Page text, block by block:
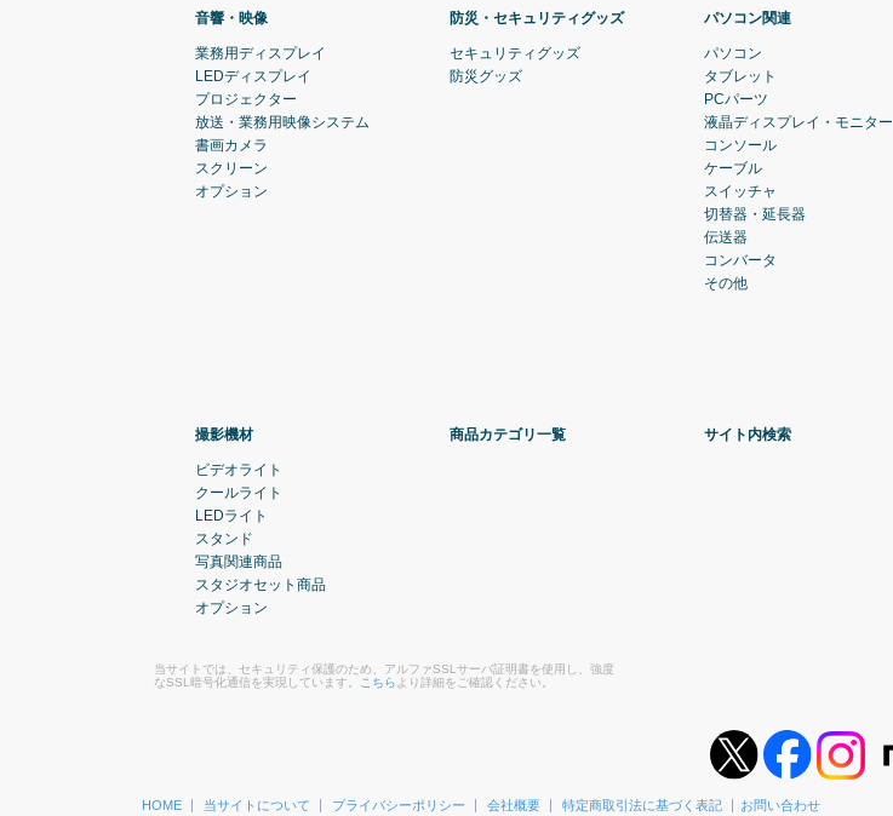
音響・映像
業務用ディスプレイ
LEDディスプレイ
プロジェクター
放送・業務用映像システム
書画カメラ
スクリーン
オプション
防災・セキュリティグッズ
セキュリティグッズ
防災グッズ
パソコン関連
パソコン
タブレット
PCパーツ
液晶ディスプレイ・モニター
コンソール
ケーブル
スイッチャ
切替器・延長器
伝送器
コンバータ
その他
撮影機材
ビデオライト
クールライト
LEDライト
スタンド
写真関連商品
スタジオセット商品
オプション
商品カテゴリ一覧 サイト内検索
当サイトでは、セキュリティ保護のため、アルファSSLサーバ証明書を使用し、強度
なSSL暗号化通信を実現しています。 こちらより詳細をご確認ください。
HOME 当サイトについて プライバシーポリシー 会社概要 特定商取引法に基づく表記 お問い合わせ